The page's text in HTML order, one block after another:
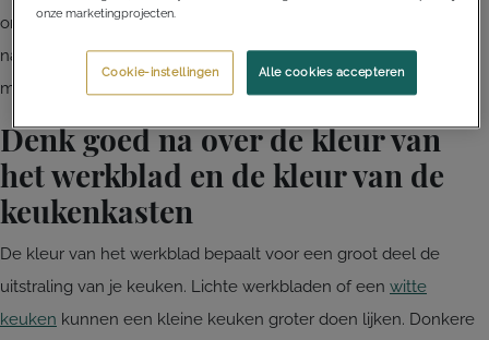
onderhoudsgemak. Ze zijn daarnaast ook minder poreus dan
natuursteen. En dat maakt ze beter bestand zijn tegen onder
meer vlekken.
Denk goed na over de kleur van
het werkblad en de kleur van de
keukenkasten
De kleur van het werkblad bepaalt voor een groot deel de
uitstraling van je keuken. Lichte werkbladen of een witte
keuken kunnen een kleine keuken groter doen lijken. Donkere
onze marketingprojecten.
Alle cookies accepteren
Cookie-instellingen